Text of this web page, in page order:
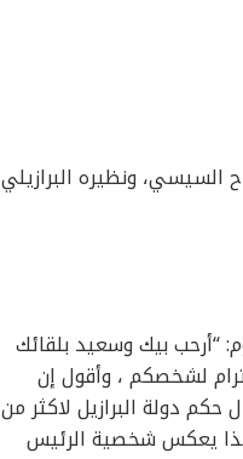
السيسي، ونظيره البرازيلي
“أرحب بيك وسعيد بلقائك
لشخصكم ، وأقول إن
دولة البرازيل لاكثر من
وهذا يعكس شخصية الرئيس